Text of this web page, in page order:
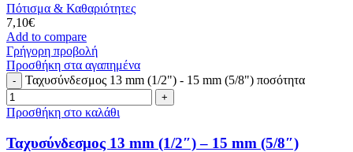
Πότισμα & Καθαριότητες
7,10€
Add to compare
Γρήγορη προβολή
Προσθήκη στα αγαπημένα
Ταχυσύνδεσμος 13 mm (1/2") - 15 mm (5/8") ποσότητα
Προσθήκη στο καλάθι
Ταχυσύνδεσμος 13 mm (1/2″) – 15 mm (5/8″)